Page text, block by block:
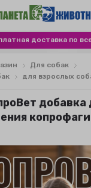
доставка по
Для собак
для взрослых
добавка